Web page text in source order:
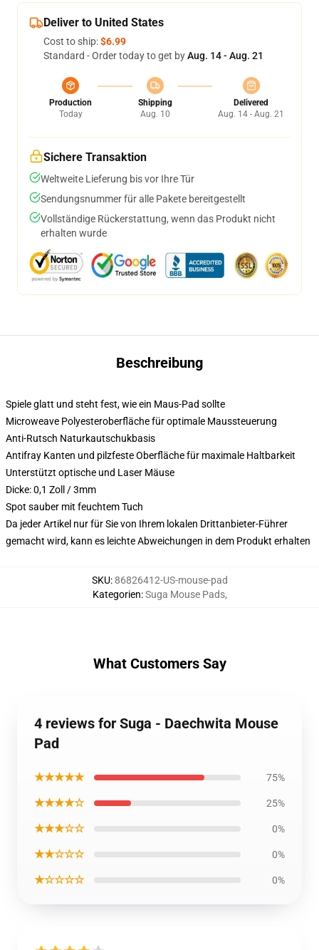
Deliver to United States
Cost to ship:$6.99
Standard - Order today to get byAug. 14 - Aug. 21
Production
Today
Shipping
Aug. 10
Delivered
Aug. 14 - Aug. 21
Sichere Transaktion
Weltweite Lieferung bis vor Ihre Tür
Sendungsnummer für alle Pakete bereitgestellt
Vollständige Rückerstattung, wenn das Produkt nicht
erhalten wurde
Beschreibung
Spiele glatt und steht fest, wie ein Maus-Pad sollte
Microweave Polyesteroberfläche für optimale Maussteuerung
Anti-Rutsch Naturkautschukbasis
Antifray Kanten und pilzfeste Oberfläche für maximale Haltbarkeit
Unterstützt optische und Laser Mäuse
Dicke: 0,1 Zoll / 3mm
Spot sauber mit feuchtem Tuch
Da jeder Artikel nur für Sie von Ihrem lokalen Drittanbieter-Führer
gemacht wird, kann es leichte Abweichungen in dem Produkt erhalten
SKU:86826412-US-mouse-pad
Kategorien:Suga Mouse Pads,
What Customers Say
4 reviews for Suga - Daechwita Mouse
Pad
★★★★★ 75%
★★★★☆ 25%
★★★☆☆ 0%
★★☆☆☆ 0%
★☆☆☆☆ 0%